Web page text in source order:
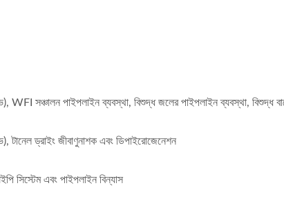
WFI সঞ্চালন পাইপলাইন ব্যবস্থা, বিশুদ্ধ জলের পাইপলাইন ব্যবস্থা, বিশুদ্ধ
টানেল ড্রাইং জীবাণুনাশক এবং ডিপাইরোজেনেশন
সিস্টেম এবং পাইপলাইন বিন্যাস